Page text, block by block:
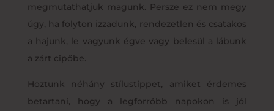
megmutathatjuk magunk. Persze ez nem megy
úgy, ha folyton izzadunk, rendezetlen és csatakos
a hajunk, le vagyunk égve vagy belesül a lábunk
a zárt cipőbe.
Hoztunk néhány stílustippet, amiket érdemes
betartani, hogy a legforróbb napokon is jól